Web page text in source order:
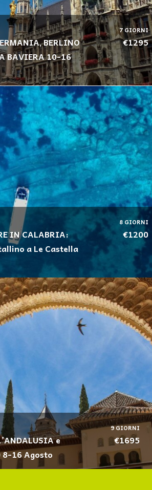
BERLINO
BAVIERA 10-16
7 GIORNI
€1295
IN CALABRIA:
a Le Castella
8 GIORNI
€1200
e
8-16 Agosto
9 GIORNI
€1695